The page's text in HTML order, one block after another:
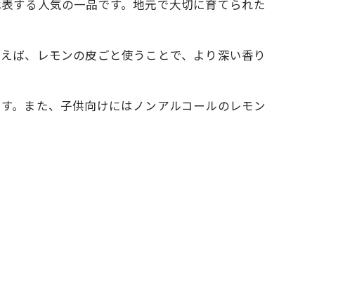
する人気の一品です。地元で大切に育てられた
ば、レモンの皮ごと使うことで、より深い香り
。また、子供向けにはノンアルコールのレモン